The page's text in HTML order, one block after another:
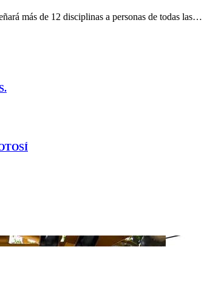
más de 12 disciplinas a personas de todas las…